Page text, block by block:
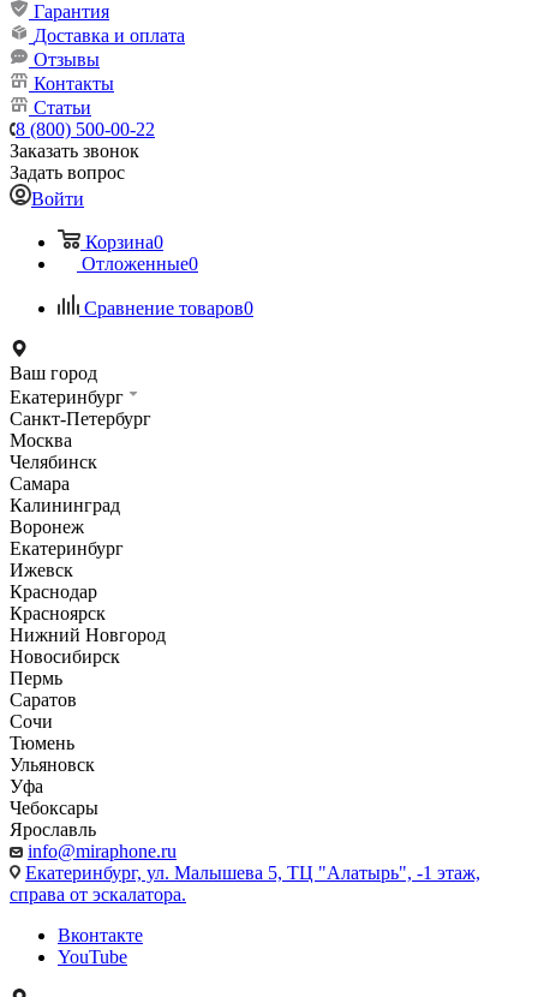
Гарантия
Доставка и оплата
Отзывы
Контакты
Статьи
8 (800) 500-00-22
Заказать звонок
Задать вопрос
Войти
Корзина0
Отложенные0
Сравнение товаров0
Ваш город
Екатеринбург
Санкт-Петербург
Москва
Челябинск
Самара
Калининград
Воронеж
Екатеринбург
Ижевск
Краснодар
Красноярск
Нижний Новгород
Новосибирск
Пермь
Саратов
Сочи
Тюмень
Ульяновск
Уфа
Чебоксары
Ярославль
info@miraphone.ru
Екатеринбург, ул. Малышева 5, ТЦ "Алатырь", -1 этаж,
справа от эскалатора.
Вконтакте
YouTube